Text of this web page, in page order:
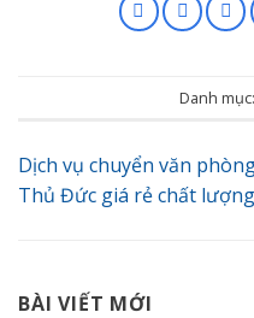
Danh mục:
Dịch vụ chuyển văn
Thủ Đức giá rẻ chất lượng
BÀI VIẾT MỚI